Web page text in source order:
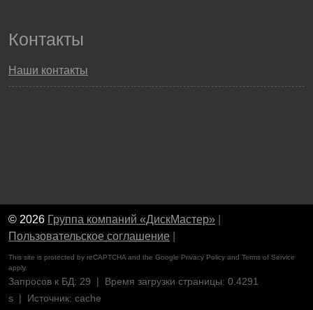
Контакты
Наши контакты
© 2026 Группа компаний «ДискМастер»
Пользовательское соглашение
This site is protected by reCAPTCHA and the Google Privacy Policy and Terms of Service
apply.
Запросов к БД: 29 | Время загрузки страницы: 0.4291
s | Источник: cache